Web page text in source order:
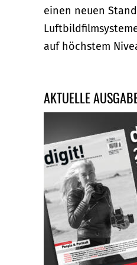
einen neuen
auf höchstem
AKTUELLE